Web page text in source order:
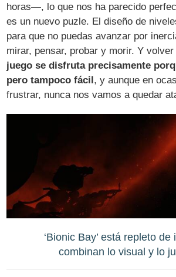
horas—, lo que nos ha parecido
es un nuevo puzle. El diseño de
para que no puedas avanzar por
mirar, pensar, probar y morir. Y volver
juego se disfruta precisamente
pero tampoco fácil, y aunque en
frustrar, nunca nos vamos a quedar
‘Bionic Bay’ está repleto de
combinan lo visual y lo